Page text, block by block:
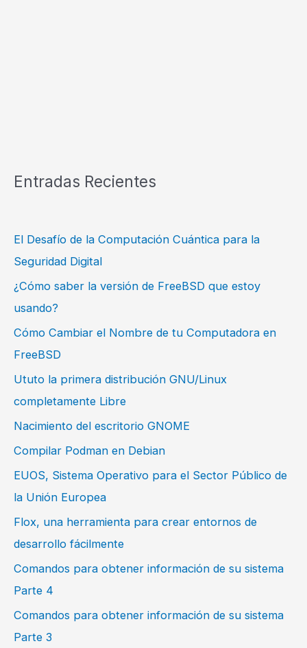
Entradas Recientes
El Desafío de la Computación Cuántica para la
Seguridad Digital
¿Cómo saber la versión de FreeBSD que estoy
usando?
Cómo Cambiar el Nombre de tu Computadora en
FreeBSD
Ututo la primera distribución GNU/Linux
completamente Libre
Nacimiento del escritorio GNOME
Compilar Podman en Debian
EUOS, Sistema Operativo para el Sector Público de
la Unión Europea
Flox, una herramienta para crear entornos de
desarrollo fácilmente
Comandos para obtener información de su sistema
Parte 4
Comandos para obtener información de su sistema
Parte 3